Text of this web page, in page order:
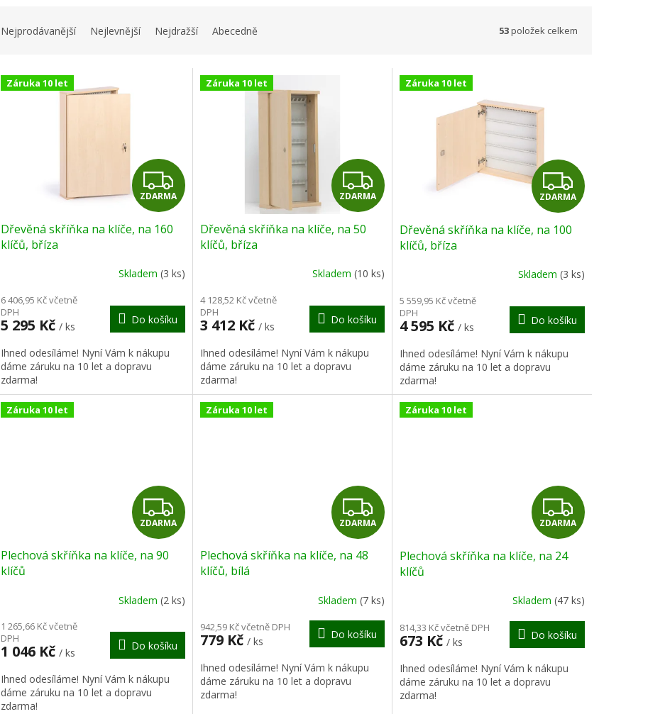
n
Nejprodávanější Nejlevnější Nejdražší Abecedně 53položek celkem
V Záruka 10 let
Z
D
R
M
A
ZDARMA
Dřevěná skříňka na klíče, na 160
klíčů, bříza
Skladem (3 ks)
6 406,95 Kč včetně
DPH
5 295 Kč / ks
Do košíku
Ihned odesíláme! Nyní Vám k nákupu
dáme záruku na 10 let a dopravu
zdarma!
Záruka 10 let
Z
D
R
M
A
ZDARMA
Dřevěná skříňka na klíče, na 50
klíčů, bříza
Skladem (10 ks)
4 128,52 Kč včetně
DPH
3 412 Kč / ks
Do košíku
Ihned odesíláme! Nyní Vám k nákupu
dáme záruku na 10 let a dopravu
zdarma!
Záruka 10 let
Z
D
R
M
A
ZDARMA
Dřevěná skříňka na klíče, na 100
klíčů, bříza
Skladem (3 ks)
5 559,95 Kč včetně
DPH
4 595 Kč / ks
Do košíku
Ihned odesíláme! Nyní Vám k nákupu
dáme záruku na 10 let a dopravu
zdarma!
Záruka 10 let
Z
D
R
M
A
ZDARMA
Plechová skříňka na klíče, na 90
klíčů
Skladem (2 ks)
1 265,66 Kč včetně
DPH
1 046 Kč / ks
Do košíku
Ihned odesíláme! Nyní Vám k nákupu
dáme záruku na 10 let a dopravu
zdarma!
Záruka 10 let
Z
D
R
M
A
ZDARMA
Plechová skříňka na klíče, na 48
klíčů, bílá
Skladem (7 ks)
942,59 Kč včetně DPH
779 Kč / ks
Do košíku
Ihned odesíláme! Nyní Vám k nákupu
dáme záruku na 10 let a dopravu
zdarma!
Záruka 10 let
Z
D
R
M
A
ZDARMA
Plechová skříňka na klíče, na 24
klíčů
Skladem (47 ks)
814,33 Kč včetně DPH
673 Kč / ks
Do košíku
Ihned odesíláme! Nyní Vám k nákupu
dáme záruku na 10 let a dopravu
zdarma!